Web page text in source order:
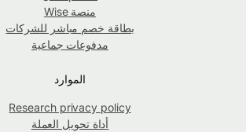
منصة Wise
بطاقة خصم مباشر للشركات
مدفوعات جماعية
الموارد
Research privacy policy
أداة تحويل العملة